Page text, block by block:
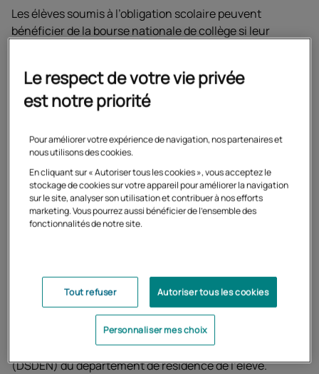
Les élèves soumis à l’obligation scolaire peuvent
bénéficier de la bourse nationale de collège si leur
nationale (DASEN ) de leur département de
résidence. Pour les élèves de moins de 16 ans, deux
étapes sont à suivre :
Étape 1 : faire une demande d'inscription
en classe complète réglementée
1- Inscrivez vous en classe complète règlementée en
ligne surcned.fr.
l’éducation nationale (DASEN) de votre département de
résidence.
3- Envoyez l’avis à compléter par le DASEN ainsi que tous
les documents justificatifs à la Direction
Départementale des Services de l’Éducation nationale
(DSDEN) du département de résidence de l’élève.
Le respect de votre vie privée
est notre priorité
Pour améliorer votre expérience de navigation, nos partenaires et
nous utilisons des cookies.
En cliquant sur « Autoriser tous les cookies », vous acceptez le
stockage de cookies sur votre appareil pour améliorer la navigation
sur le site, analyser son utilisation et contribuer à nos efforts
marketing. Vous pourrez aussi bénéficier de l'ensemble des
fonctionnalités de notre site.
Tout refuser Autoriser tous les cookies
Personnaliser mes choix